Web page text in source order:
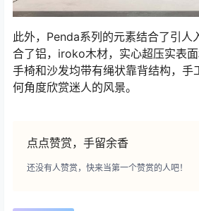
此外，Penda系列的元素结合了引人
合了铝，iroko木材，实心超压实表
手椅和沙发均带有绳状靠背结构，手
何角度欣赏迷人的风景。
点点赞赏，手留余香
还没有人赞赏，快来当第一个赞赏的人吧！